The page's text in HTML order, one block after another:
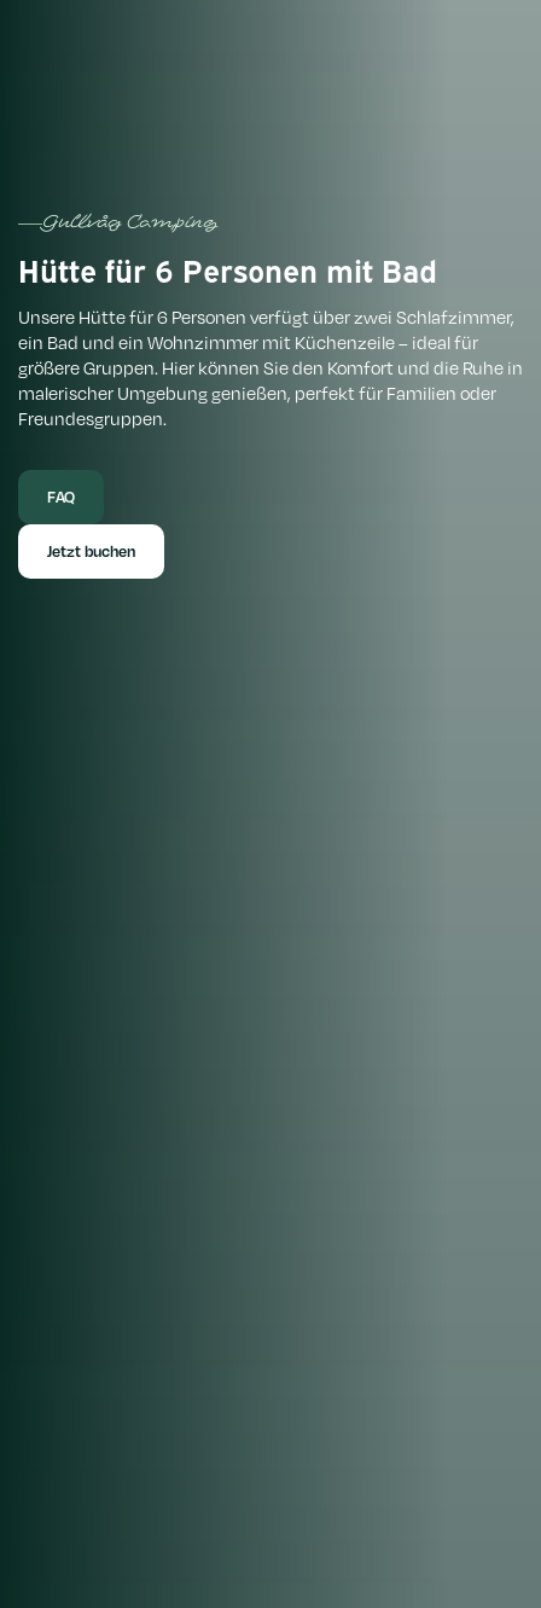
Gullvåg Camping
Hütte für 6 Personen mit Bad
Unsere Hütte für 6 Personen verfügt über zwei Schlafzimmer,
ein Bad und ein Wohnzimmer mit Küchenzeile – ideal für
größere Gruppen. Hier können Sie den Komfort und die Ruhe in
malerischer Umgebung genießen, perfekt für Familien oder
Freundesgruppen.
FAQ
Jetzt buchen